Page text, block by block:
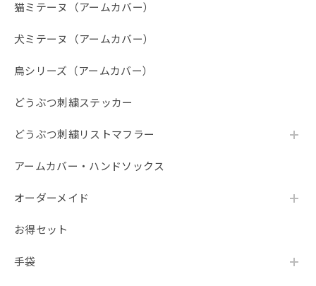
猫ミテーヌ（アームカバー）
犬ミテーヌ（アームカバー）
鳥シリーズ（アームカバー）
どうぶつ刺繍ステッカー
どうぶつ刺繍リストマフラー
アームカバー・ハンドソックス
オーダーメイド
お得セット
手袋